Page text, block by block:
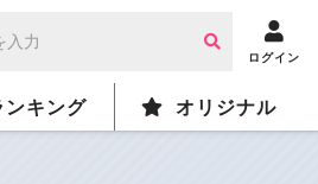
ログイン
ンキング オリジナル